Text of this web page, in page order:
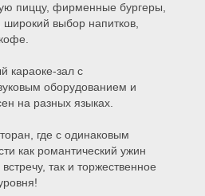
пиццу, фирменные бургеры,
выбор напитков,
караоке-зал с
оборудованием и
на разных языках.
где с одинаковым
как романтический ужин
так и торжественное